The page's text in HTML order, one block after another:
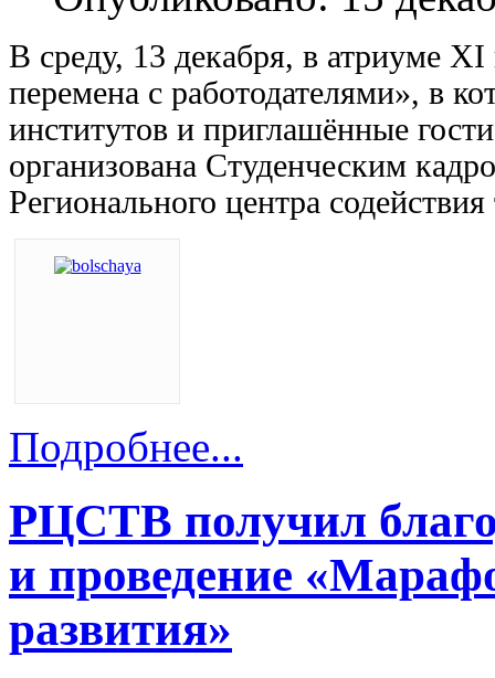
В среду, 13 декабря, в атриуме
перемена с работодателями», в
институтов и приглашённые
организована Студенческим
Регионального центра
Подробнее...
РЦСТВ получил
и проведение
развития»